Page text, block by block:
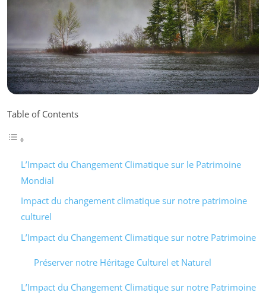
Table of Contents
L’Impact du Changement Climatique sur le Patrimoine
Mondial
Impact du changement climatique sur notre patrimoine
culturel
L’Impact du Changement Climatique sur notre Patrimoine
Préserver notre Héritage Culturel et Naturel
L’Impact du Changement Climatique sur notre Patrimoine